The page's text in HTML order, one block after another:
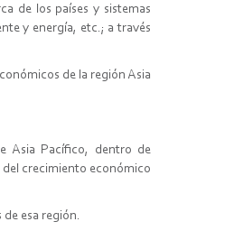
de los países y sistemas
y energía, etc.; a través
de la región Asia
Asia Pacífico, dentro de
crecimiento económico
esa región.